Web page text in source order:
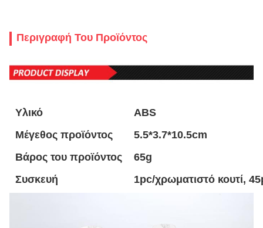
Περιγραφή Του Προϊόντος
Υλικό
ABS
Μέγεθος προϊόντος
5.5*3.7*10.5cm
Βάρος του προϊόντος
65g
Συσκευή
1pc/χρωματιστό κουτί,